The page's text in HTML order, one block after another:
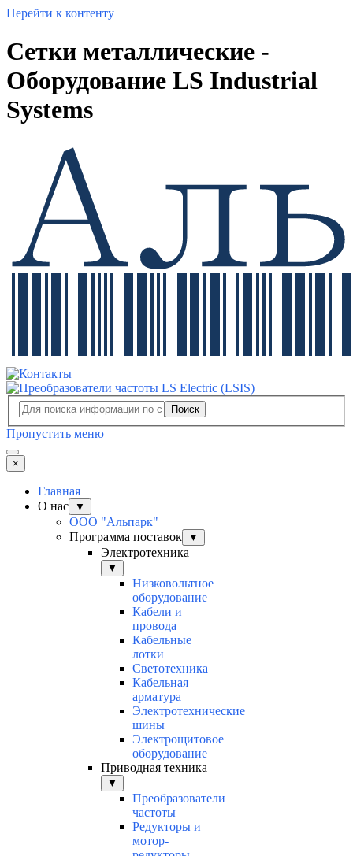
Перейти к контенту
Сетки металлические -
Оборудование LS Industrial
Systems
Поиск
Пропустить меню
×
Главная
О нас
▼
ООО "Альпарк"
Программа поставок
▼
Электротехника
▼
Низковольтное
оборудование
Кабели и
провода
Кабельные
лотки
Светотехника
Кабельная
арматура
Электротехнические
шины
Электрощитовое
оборудование
Приводная техника
▼
Преобразователи
частоты
Редукторы и
мотор-